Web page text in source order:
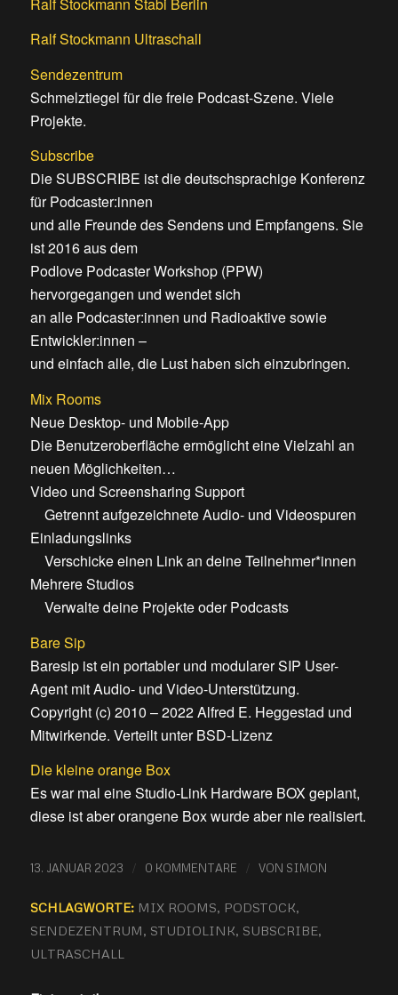
Ralf Stockmann Ultraschall
Sendezentrum
Schmelztiegel für die freie Podcast-Szene. Viele
Projekte.
Subscribe
Die SUBSCRIBE ist die deutschsprachige Konferenz
für Podcaster:innen
und alle Freunde des Sendens und Empfangens. Sie
ist 2016 aus dem
Podlove Podcaster Workshop (PPW)
hervorgegangen und wendet sich
an alle Podcaster:innen und Radioaktive sowie
Entwickler:innen –
und einfach alle, die Lust haben sich einzubringen.
Mix Rooms
Neue Desktop- und Mobile-App
Die Benutzeroberfläche ermöglicht eine Vielzahl an
neuen Möglichkeiten…
Video und Screensharing Support
Getrennt aufgezeichnete Audio- und Videospuren
Einladungslinks
Verschicke einen Link an deine Teilnehmer*innen
Mehrere Studios
Verwalte deine Projekte oder Podcasts
Bare Sip
Baresip ist ein portabler und modularer SIP User-
Agent mit Audio- und Video-Unterstützung.
Copyright (c) 2010 – 2022 Alfred E. Heggestad und
Mitwirkende. Verteilt unter BSD-Lizenz
Die kleine orange Box
Es war mal eine Studio-Link Hardware BOX geplant,
diese ist aber orangene Box wurde aber nie realisiert.
13. JANUAR 2023 / 0 KOMMENTARE / VON SIMON
SCHLAGWORTE: MIX ROOMS, PODSTOCK,
SENDEZENTRUM, STUDIOLINK, SUBSCRIBE,
ULTRASCHALL